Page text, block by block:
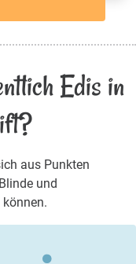
Edis in
aus Punkten
und